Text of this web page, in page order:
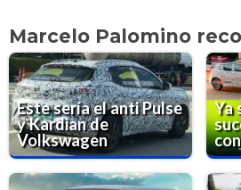
Marcelo Palomino
Este sería el anti Pulse
y Kardian de
Volkswagen
Ya